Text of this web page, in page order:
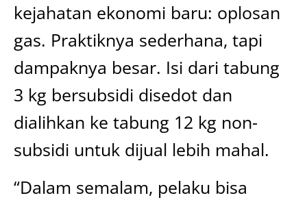
kejahatan ekonomi baru: oplosan
gas. Praktiknya sederhana, tapi
dampaknya besar. Isi dari tabung
3 kg bersubsidi disedot dan
dialihkan ke tabung 12 kg non-
subsidi untuk dijual lebih mahal.
“Dalam semalam, pelaku bisa